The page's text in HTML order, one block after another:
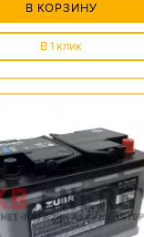
В КОРЗИНУ
В 1 клик